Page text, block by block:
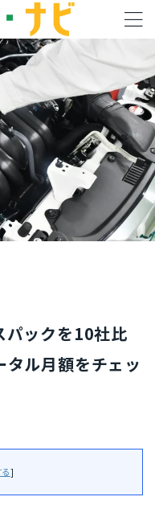
パックを10社比
ル月額をチェッ
]